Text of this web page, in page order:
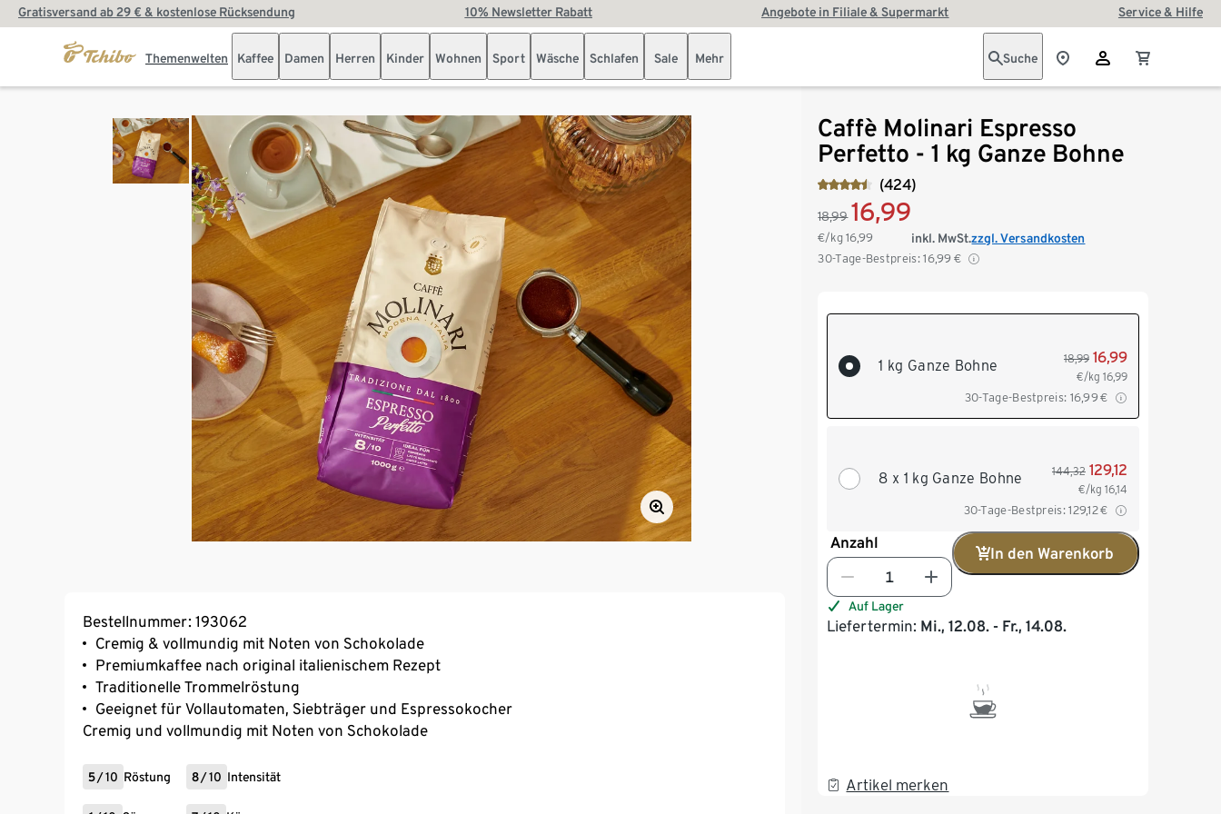
Gratisversand ab 29 € & kostenlose Rücksendung 10% Newsletter Rabatt Angebote in Filiale & Supermarkt Service & Hilfe
Themenwelten Kaffee Damen Herren Kinder Wohnen Sport Wäsche Schlafen Sale Mehr Suche
Caffè Molinari Espresso
Perfetto - 1 kg Ganze Bohne
(424)
18,99 16,99
€/kg16,99
30-Tage-Bestpreis: 16,99 €
inkl. MwSt.zzgl. Versandkosten
1 kg Ganze Bohne 18,99 16,99
€/kg 16,99
30-Tage-Bestpreis: 16,99€
8 x 1 kg Ganze Bohne 144,32 129,12
€/kg 16,14
30-Tage-Bestpreis: 129,12€
Anzahl
In den Warenkorb
Auf Lager
Liefertermin: Mi., 12.08. - Fr., 14.08.
Artikel merken
Bestellnummer: 193062
Cremig & vollmundig mit Noten von Schokolade
Premiumkaffee nach original italienischem Rezept
Traditionelle Trommelröstung
Geeignet für Vollautomaten, Siebträger und Espressokocher
Cremig und vollmundig mit Noten von Schokolade
5/10 Röstung 8/10 Intensität